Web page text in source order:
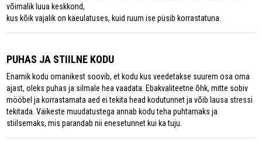
võimalik luua keskkond,
kus kõik vajalik on käeulatuses, kuid ruum ise püsib korrastatuna.
PUHAS JA STIILNE KODU
Enamik kodu omanikest soovib, et kodu kus veedetakse suurem osa oma
ajast, oleks puhas ja silmale hea vaadata. Ebakvaliteetne õhk, mitte sobiv
mööbel ja korrastamata aed ei tekita head kodutunnet ja võib lausa stressi
tekitada. Väikeste muudatustega annab kodu teha puhtamaks ja
stiilsemaks, mis parandab nii enesetunnet kui ka tuju.